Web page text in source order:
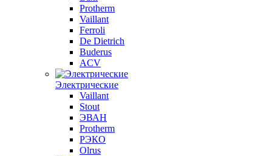
Protherm
Vaillant
Ferroli
De Dietrich
Buderus
ACV
Электрические
Vaillant
Stout
ЭВАН
Protherm
РЭКО
Olrus